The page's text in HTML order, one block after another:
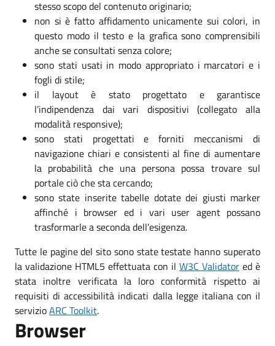
stesso scopo del contenuto originario;
non si è fatto affidamento unicamente sui colori, in
questo modo il testo e la grafica sono comprensibili
anche se consultati senza colore;
sono stati usati in modo appropriato i marcatori e i
fogli di stile;
il layout è stato progettato e garantisce
l’indipendenza dai vari dispositivi (collegato alla
modalità responsive);
sono stati progettati e forniti meccanismi di
navigazione chiari e consistenti al fine di aumentare
la probabilità che una persona possa trovare sul
portale ciò che sta cercando;
sono state inserite tabelle dotate dei giusti marker
affinché i browser ed i vari user agent possano
trasformarle a seconda dell’esigenza.
Tutte le pagine del sito sono state testate hanno superato
la validazione HTML5 effettuata con il W3C Validator ed è
stata inoltre verificata la loro conformità rispetto ai
requisiti di accessibilità indicati dalla legge italiana con il
servizioARC Toolkit.
Browser